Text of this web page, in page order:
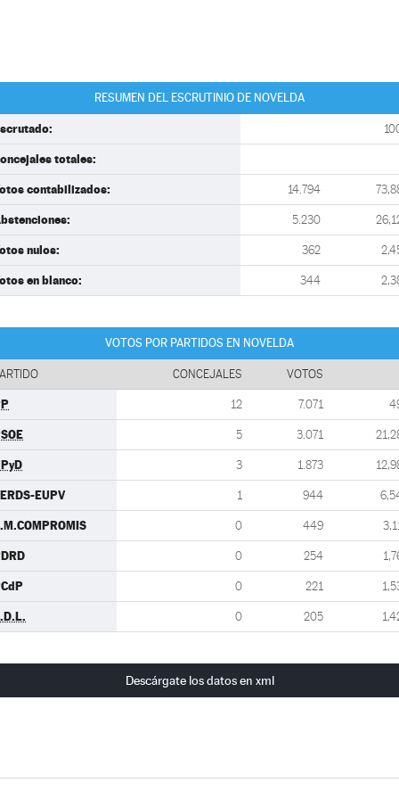
RESUMEN DEL ESCRUTINIO DE NOVELDA
totales:
contabilizados: 14.794
5.230
nulos: 362
en blanco: 344
VOTOS POR PARTIDOS EN NOVELDA
CONCEJALES VOTOS
12 7.071
5 3.071
3 1.873
EUPV 1 944
0 449
0 254
0 221
0 205
Descárgate los datos en xml